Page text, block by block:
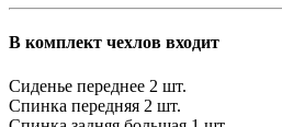
В комплект чехлов входит
Сиденье переднее 2 шт.
Спинка передняя 2 шт.